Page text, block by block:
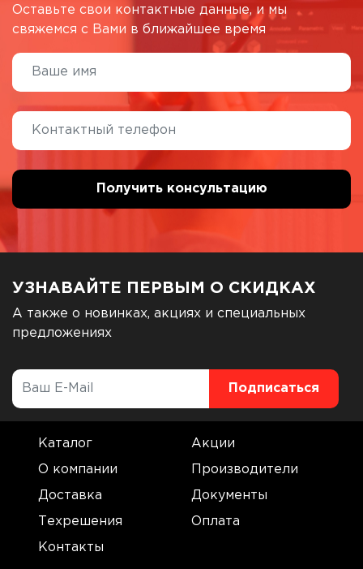
Оставьте свои контактные данные, и мы
свяжемся с Вами в ближайшее время
УЗНАВАЙТЕ ПЕРВЫМ О СКИДКАХ
А также о новинках, акциях и специальных
предложениях
Каталог Акции
О компании Производители
Доставка Документы
Техрешения Оплата
Контакты